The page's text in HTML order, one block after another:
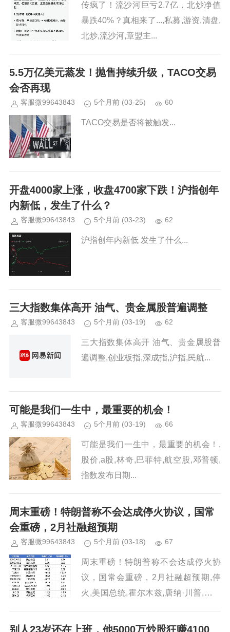
传疯了！流沙河巨亏2.7亿，北炒净值
暴跌40%？真相来了...,私募,游资,清盘,
北炒,流沙河,章盟主...
5.5万亿美元蒸发！抛售持续升级，TACO交易
会否再现
客服微99643843 5个月前 (03-25) 60
TACO交易是否将被触发...
开盘4000家上涨，收盘4700家下跌！沪指创年
内新低，发生了什么？
客服微99643843 5个月前 (03-23) 62
沪指创年内新低 发生了什么...
三大指数集体高开 油气、贵金属股普遍调整
客服微99643843 5个月前 (03-19) 62
三大指数集体高开 油气、贵金属股普
遍调整,创业板指,深成指,沪指,民航...
可能是我们一生中，最重要的机会！
客服微99643843 5个月前 (03-19) 66
可能是我们一生中，最重要的机会！,
股价,a股,林奇,巴菲特,航空股,邓普顿,
指数发布日期...
周末重磅！特朗普称不会达成停火协议，国常
会重磅，2月社融超预期
客服微99643843 5个月前 (03-18) 67
周末重磅！特朗普称不会达成停火协
议，国常会重磅，2月社融超预期,停
火,美国总统,霍尔木兹,唐纳·川普,重兵
别人23岁还在上班，他5000万炒股狂赚4100